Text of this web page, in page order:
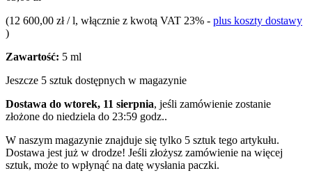
(12 600,00 zł / l, włącznie z kwotą VAT 23% - plus koszty dostawy
)
Zawartość: 5 ml
Jeszcze 5 sztuk dostępnych w magazynie
Dostawa do wtorek, 11 sierpnia, jeśli zamówienie zostanie
złożone do niedziela do 23:59 godz..
W naszym magazynie znajduje się tylko 5 sztuk tego artykułu.
Dostawa jest już w drodze! Jeśli złożysz zamówienie na więcej
sztuk, może to wpłynąć na datę wysłania paczki.